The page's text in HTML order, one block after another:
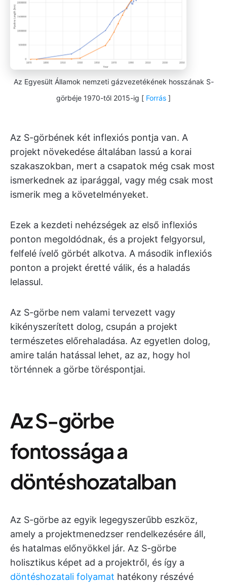
Az Egyesült Államok nemzeti gázvezetékének hosszának S-
görbéje 1970-től 2015-ig [ Forrás ]
Az S-görbének két inflexiós pontja van. A
projekt növekedése általában lassú a korai
szakaszokban, mert a csapatok még csak most
ismerkednek az iparággal, vagy még csak most
ismerik meg a követelményeket.
Ezek a kezdeti nehézségek az első inflexiós
ponton megoldódnak, és a projekt felgyorsul,
felfelé ívelő görbét alkotva. A második inflexiós
ponton a projekt éretté válik, és a haladás
lelassul.
Az S-görbe nem valami tervezett vagy
kikényszerített dolog, csupán a projekt
természetes előrehaladása. Az egyetlen dolog,
amire talán hatással lehet, az az, hogy hol
történnek a görbe töréspontjai.
Az S-görbe
fontossága a
döntéshozatalban
Az S-görbe az egyik legegyszerűbb eszköz,
amely a projektmenedzser rendelkezésére áll,
és hatalmas előnyökkel jár. Az S-görbe
holisztikus képet ad a projektről, és így a
döntéshozatali folyamat hatékony részévé